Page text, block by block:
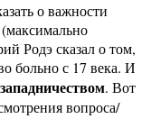
о важности
Родэ сказал о том,
больно с 17 века. И
западничеством. Вот
вопроса/